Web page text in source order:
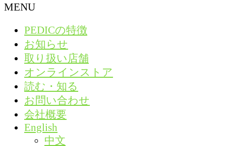
MENU
PEDICの特徴
お知らせ
取り扱い店舗
オンラインストア
読む・知る
お問い合わせ
会社概要
English
中文